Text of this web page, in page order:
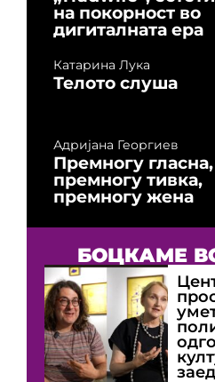
на покорност во
дигиталната ера
Катарина Лука
Телото слуша
Адријана Георгиев
Премногу гласна,
премногу тивка,
премногу жена
БОЦКАМЕ